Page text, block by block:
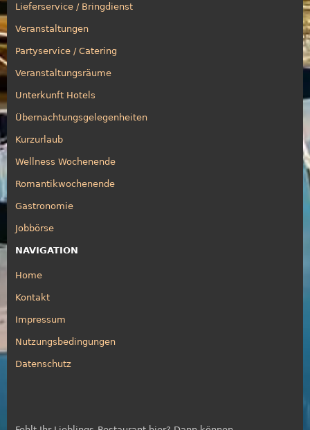
Lieferservice / Bringdienst
Veranstaltungen
Partyservice / Catering
Veranstaltungsräume
Unterkunft Hotels
Übernachtungsgelegenheiten
Kurzurlaub
Wellness Wochenende
Romantikwochenende
Gastronomie
Jobbörse
NAVIGATION
Home
Kontakt
Impressum
Nutzungsbedingungen
Datenschutz